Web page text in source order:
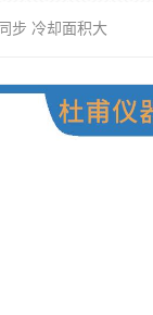
步 冷却面积大